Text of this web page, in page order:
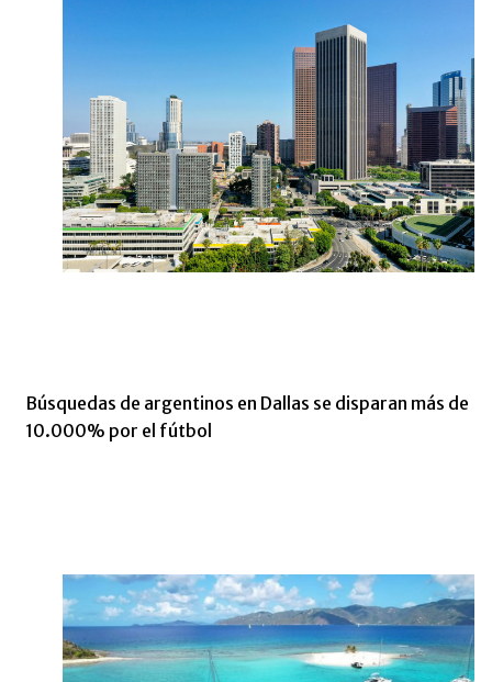
Búsquedas de argentinos en Dallas se disparan más de
10.000% por el fútbol